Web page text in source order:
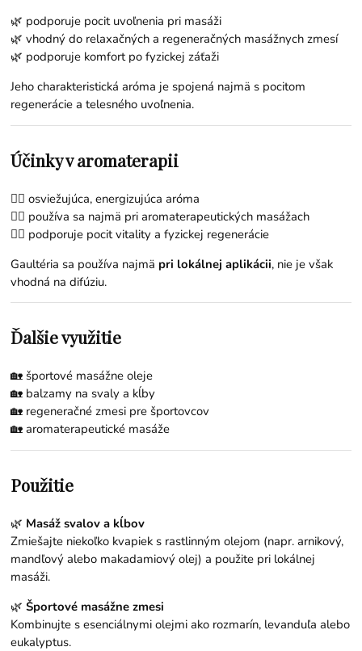
🌿 podporuje pocit uvoľnenia pri masáži
🌿 vhodný do relaxačných a regeneračných masážnych zmesí
🌿 podporuje komfort po fyzickej záťaži
Jeho charakteristická aróma je spojená najmä s pocitom
regenerácie a telesného uvoľnenia.
Účinky v aromaterapii
🧘‍♀️ osviežujúca, energizujúca aróma
🧘‍♀️ používa sa najmä pri aromaterapeutických masážach
🧘‍♀️ podporuje pocit vitality a fyzickej regenerácie
Gaultéria sa používa najmä pri lokálnej aplikácii, nie je však
vhodná na difúziu.
Ďalšie využitie
🏡 športové masážne oleje
🏡 balzamy na svaly a kĺby
🏡 regeneračné zmesi pre športovcov
🏡 aromaterapeutické masáže
Použitie
🌿 Masáž svalov a kĺbov
Zmiešajte niekoľko kvapiek s rastlinným olejom (napr.arnikový,
mandľový alebo makadamiový olej) a použite pri lokálnej
masáži.
🌿Športové masážne zmesi
Kombinujte s esenciálnymi olejmi ako rozmarín, levanduľa alebo
eukalyptus.